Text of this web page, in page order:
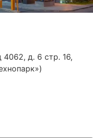
д. 6 стр. 16,